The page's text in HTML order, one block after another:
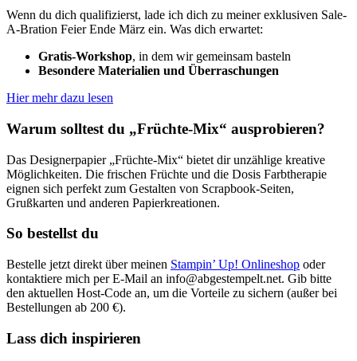
Wenn du dich qualifizierst, lade ich dich zu meiner exklusiven Sale-
A-Bration Feier Ende März ein. Was dich erwartet:
Gratis-Workshop, in dem wir gemeinsam basteln
Besondere Materialien und Überraschungen
Hier mehr dazu lesen
Warum solltest du „Früchte-Mix“ ausprobieren?
Das Designerpapier „Früchte-Mix“ bietet dir unzählige kreative
Möglichkeiten. Die frischen Früchte und die Dosis Farbtherapie
eignen sich perfekt zum Gestalten von Scrapbook-Seiten,
Grußkarten und anderen Papierkreationen.
So bestellst du
Bestelle jetzt direkt über meinen Stampin’ Up! Onlineshop oder
kontaktiere mich per E-Mail an info@abgestempelt.net. Gib bitte
den aktuellen Host-Code an, um die Vorteile zu sichern (außer bei
Bestellungen ab 200 €).
Lass dich inspirieren